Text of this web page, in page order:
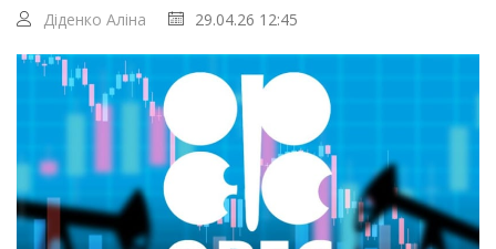
Діденко Аліна 29.04.26 12:45